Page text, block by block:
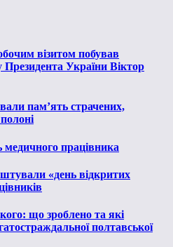
візитом побував
Президента України Віктор
пам’ять страчених,
медичного працівника
«день відкритих
що зроблено та які
полтавської